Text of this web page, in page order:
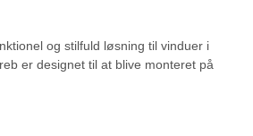
og stilfuld løsning til vinduer i
er designet til at blive monteret på